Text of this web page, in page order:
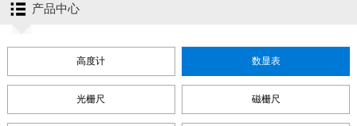
产品中心
高度计 数显表
光栅尺 磁栅尺